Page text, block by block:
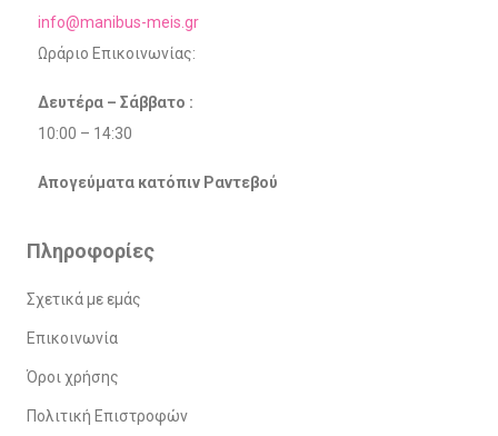
info@manibus-meis.gr
Ωράριο Επικοινωνίας:
Δευτέρα – Σάββατο :
10:00 – 14:30
Απογεύματα κατόπιν Ραντεβού
Πληροφορίες
Σχετικά με εμάς
Επικοινωνία
Όροι χρήσης
Πολιτική Επιστροφών